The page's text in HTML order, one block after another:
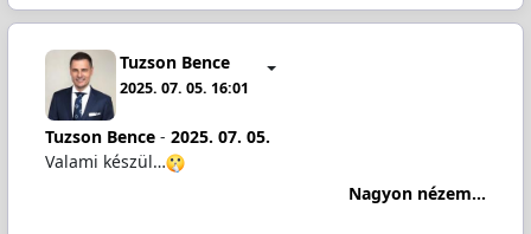
Tuzson Bence
2025. 07. 05. 16:01
Tuzson Bence- 2025. 07. 05.
Valami készül…
Nagyon nézem...